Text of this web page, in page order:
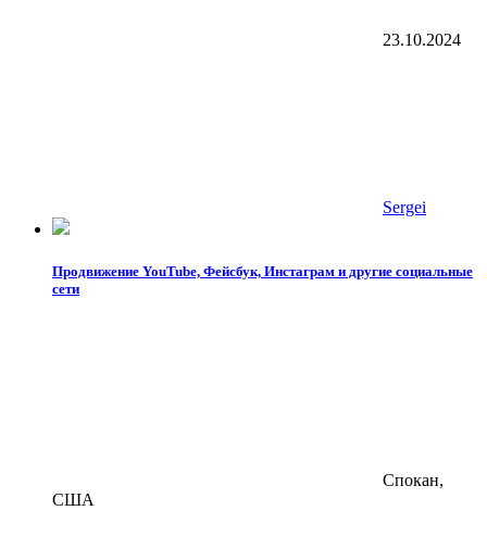
23.10.2024
Sergei
Продвижение YouTube, Фейсбук, Инстаграм и другие социальные
сети
Спокан,
США